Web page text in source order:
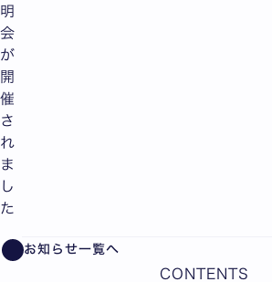
明
会
が
開
催
さ
れ
ま
し
た
お知らせ一覧へ
CONTENTS